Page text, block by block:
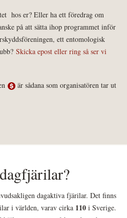
hos er? Eller ha ett föredrag om
på att sätta ihop programmet inför
ett entomologisk
Skicka epost eller ring så ser vi
är sådana som organisatören tar ut
dagaktiva fjärilar. Det finns
i världen, varav cirka 110 i Sverige.